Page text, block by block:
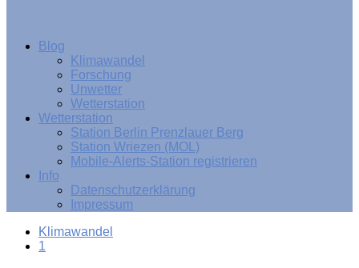
Blog
Klimawandel
Forschung
Unwetter
Wetterstation
Wetterstation
Station Berlin Prenzlauer Berg
Station Wriezen (MOL)
Mobile-Alerts-Station registrieren
Info
Datenschutzerklärung
Impressum
Klimawandel
1